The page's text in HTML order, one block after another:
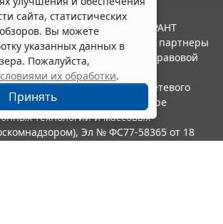
сайта, статистических
Вы можете
указанных данных в
Пожалуйста,
их обработки.
Принять
СЕРВИС", 2026. Система ГАРАНТ
года. Компания "Гарант" и ее партнеры
Российской ассоциации правовой
в качестве сетевого
службой по надзору в сфере
технологий и массовых
Эл № ФС77-58365 от 18